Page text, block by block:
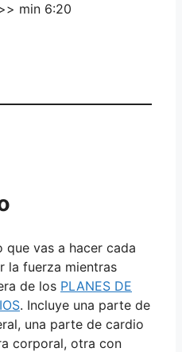
min 6:20
que vas a hacer cada
la fuerza mientras
de los PLANES DE
. Incluye una parte de
una parte de cardio
corporal, otra con